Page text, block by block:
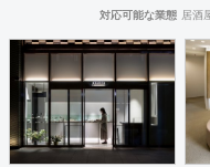
対応可能な業態 居酒